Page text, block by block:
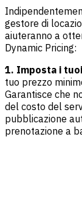
gestore di
aiuteranno a
Dynamic Pricing:
1. Imposta i
tuo prezzo
Garantisce che
del costo del
pubblicazione
prenotazione a